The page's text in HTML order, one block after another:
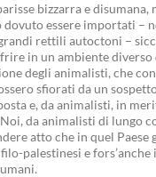
bizzarra e disumana,
essere importati –
rettili autoctoni –
in un ambiente diverso
degli animalisti, che
sfiorati da un
e, da animalisti, in
da animalisti di lungo
atto che in quel Paese
palestinesi e fors’anche